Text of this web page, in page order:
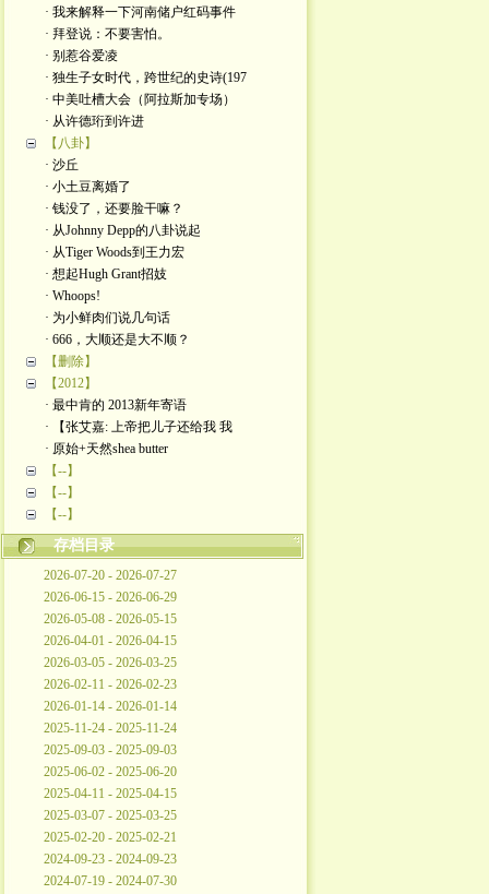
· 我来解释一下河南储户红码事件
· 拜登说：不要害怕。
· 别惹谷爱凌
· 独生子女时代，跨世纪的史诗(197
· 中美吐槽大会（阿拉斯加专场）
· 从许德珩到许进
【八卦】
· 沙丘
· 小土豆离婚了
· 钱没了，还要脸干嘛？
· 从Johnny Depp的八卦说起
· 从Tiger Woods到王力宏
· 想起Hugh Grant招妓
· Whoops!
· 为小鲜肉们说几句话
· 666，大顺还是大不顺？
【删除】
【2012】
· 最中肯的 2013新年寄语
· 【张艾嘉: 上帝把儿子还给我 我
· 原始+天然shea butter
【--】
【--】
【--】
存档目录
2026-07-20 - 2026-07-27
2026-06-15 - 2026-06-29
2026-05-08 - 2026-05-15
2026-04-01 - 2026-04-15
2026-03-05 - 2026-03-25
2026-02-11 - 2026-02-23
2026-01-14 - 2026-01-14
2025-11-24 - 2025-11-24
2025-09-03 - 2025-09-03
2025-06-02 - 2025-06-20
2025-04-11 - 2025-04-15
2025-03-07 - 2025-03-25
2025-02-20 - 2025-02-21
2024-09-23 - 2024-09-23
2024-07-19 - 2024-07-30